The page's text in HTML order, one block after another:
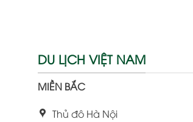
DU LỊCH VIỆT NAM
MIỀN BẮC
Thủ đô Hà Nội